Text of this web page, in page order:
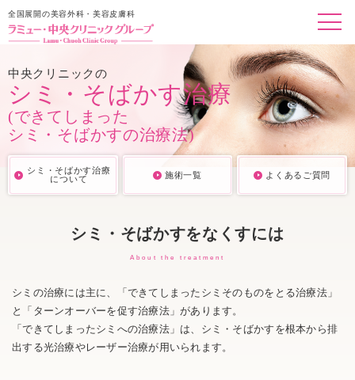
全国展開の美容外科・美容皮膚科
中央クリニックの
シミ・そばかす治療
(できてしまった
シミ・そばかすの治療法)
シミ・そばかす治療
について
施術一覧 よくあるご質問
シミ・そばかすをなくすには
About the treatment
シミの治療には主に、「できてしまったシミそのものをとる治療法」
と「ターンオーバーを促す治療法」があります。
「できてしまったシミへの治療法」は、シミ・そばかすを根本から排
出する光治療やレーザー治療が用いられます。